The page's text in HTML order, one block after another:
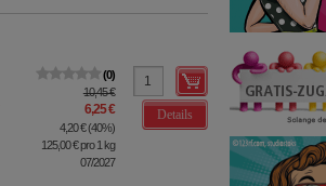
0
10,45 €
6,25 €
4,20 €(40%)
125,00 €pro 1 kg
07/2027
Details